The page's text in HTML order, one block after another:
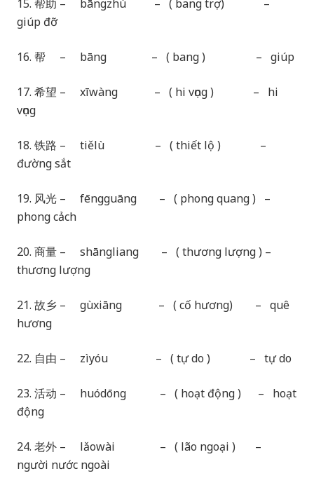
15. 帮助 – bāngzhù – ( bang trợ) –
giúp đỡ
16. 帮 – bāng – ( bang ) – giúp
17. 希望 – xīwàng – ( hi vọng ) – hi
vọng
18. 铁路 – tiělù – ( thiết lộ ) –
đường sắt
19. 风光 – fēngguāng – ( phong quang ) –
phong cảch
20. 商量 – shāngliang – ( thương lượng ) –
thương lượng
21. 故乡 – gùxiāng – ( cố hương) – quê
hương
22. 自由 – zìyóu – ( tự do ) – tự do
23. 活动 – huódōng – ( hoạt động ) – hoạt
động
24. 老外 – lǎowài – ( lão ngoại ) –
người nước ngoài